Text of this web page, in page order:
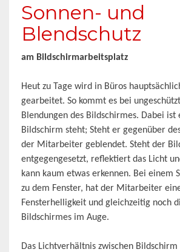
Sonnen- und
Blendschutz
am Bildschirmarbeitsplatz
Heut zu Tage wird in Büros
gearbeitet. So kommt es bei
Blendungen des Bildschirmes. Dabei ist
Bildschirm steht; Steht er gegenüber
der Mitarbeiter geblendet. Steht der
entgegengesetzt, reflektiert das Licht
kann kaum etwas erkennen. Bei einem
zu dem Fenster, hat der Mitarbeiter
Fensterhelligkeit und gleichzeitig noch
Bildschirmes im Auge.
Das Lichtverhältnis zwischen